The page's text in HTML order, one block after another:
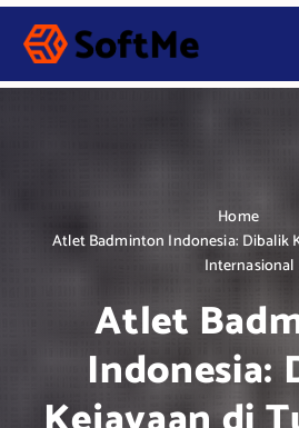
S
p
Home
Atlet Badminton Indonesia: Dibalik
Internasional
Atlet
Indonesia: